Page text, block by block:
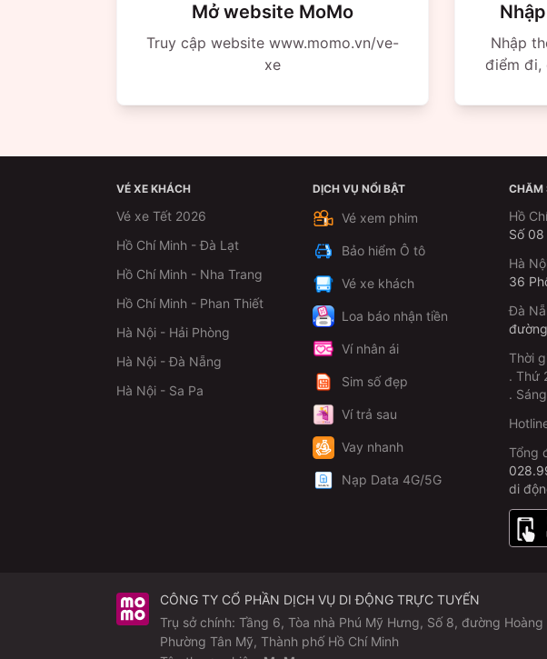
Mở website MoMo
Truy cập website www.momo.vn/ve-
xe
Nhập
điểm đi,
VÉ XE KHÁCH
Vé xe Tết 2026
Hồ Chí Minh - Đà Lạt
Hồ Chí Minh - Nha Trang
Hồ Chí Minh - Phan Thiết
Hà Nội - Hải Phòng
Hà Nội - Đà Nẵng
Hà Nội - Sa Pa
DỊCH VỤ NỔI BẬT
Vé xem phim
Bảo hiểm Ô tô
Vé xe khách
Loa báo nhận tiền
Ví nhân ái
Sim số đẹp
Ví trả sau
Vay nhanh
Nạp Data 4G/5G
CHĂM
Hồ
Số
Hà
36
Đà
Thời
. Thứ
.
Tổng
di
CÔNG TY CỔ PHẦN DỊCH VỤ DI ĐỘNG TRỰC TUYẾN
Trụ sở chính: Tầng 6, Tòa nhà Phú Mỹ Hưng, Số 8, đường Hoàng
Phường Tân Mỹ, Thành phố Hồ Chí Minh